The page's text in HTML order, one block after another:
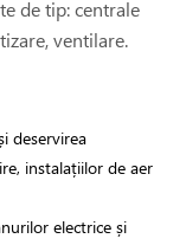
de tip: centrale
ventilare.
deservirea
instalațiilor de aer
electrice și